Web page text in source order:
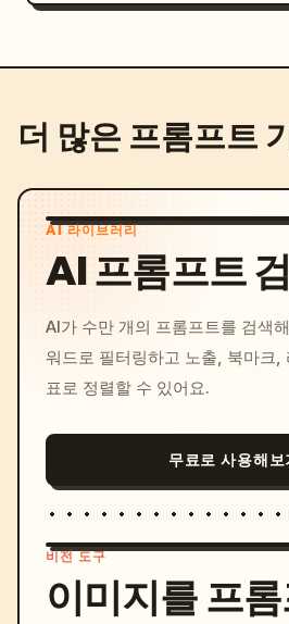
더 많은 프롬프트
AI 라이브러리
AI 프롬프트
AI가 수만 개의 프롬프트를 검색
워드로 필터링하고 노출, 북마크,
표로 정렬할 수 있어요.
무료로 사용해보
비전 도구
이미지를 프